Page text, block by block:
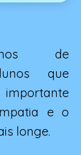
de
que
importante
e o
longe.